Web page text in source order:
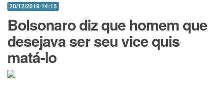
20/12/2019 14:15
Bolsonaro diz que homem que
desejava ser seu vice quis
matá-lo